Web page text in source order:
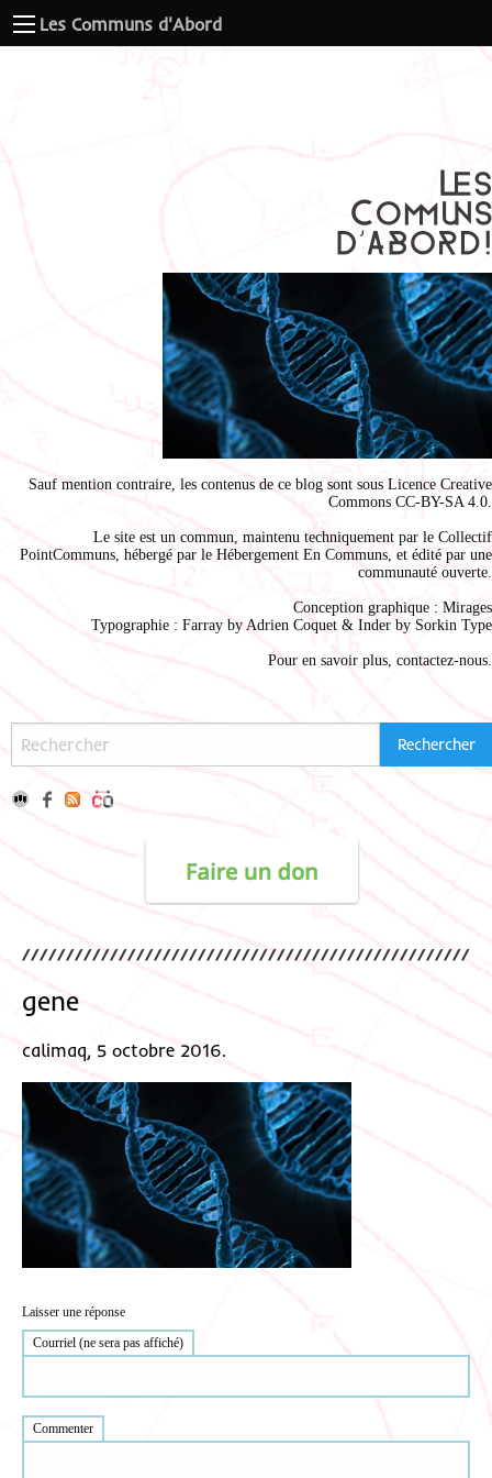
Les Communs d'Abord
Sauf mention contraire, les contenus de ce blog sont sous Licence Creative
Commons CC-BY-SA 4.0
Le site est un commun, maintenu techniquement par le Collectif
PointCommuns , hébergé par le Hébergement En Communs , et édité par une
communauté ouverte.
Conception graphique : Mirages
Typographie : Farray by Adrien Coquet & Inder by Sorkin Type
Pour en savoir plus, contactez-nous
gene
calimaq, 5 octobre 2016.
Laisser une réponse
Courriel (ne sera pas affiché)
Commenter